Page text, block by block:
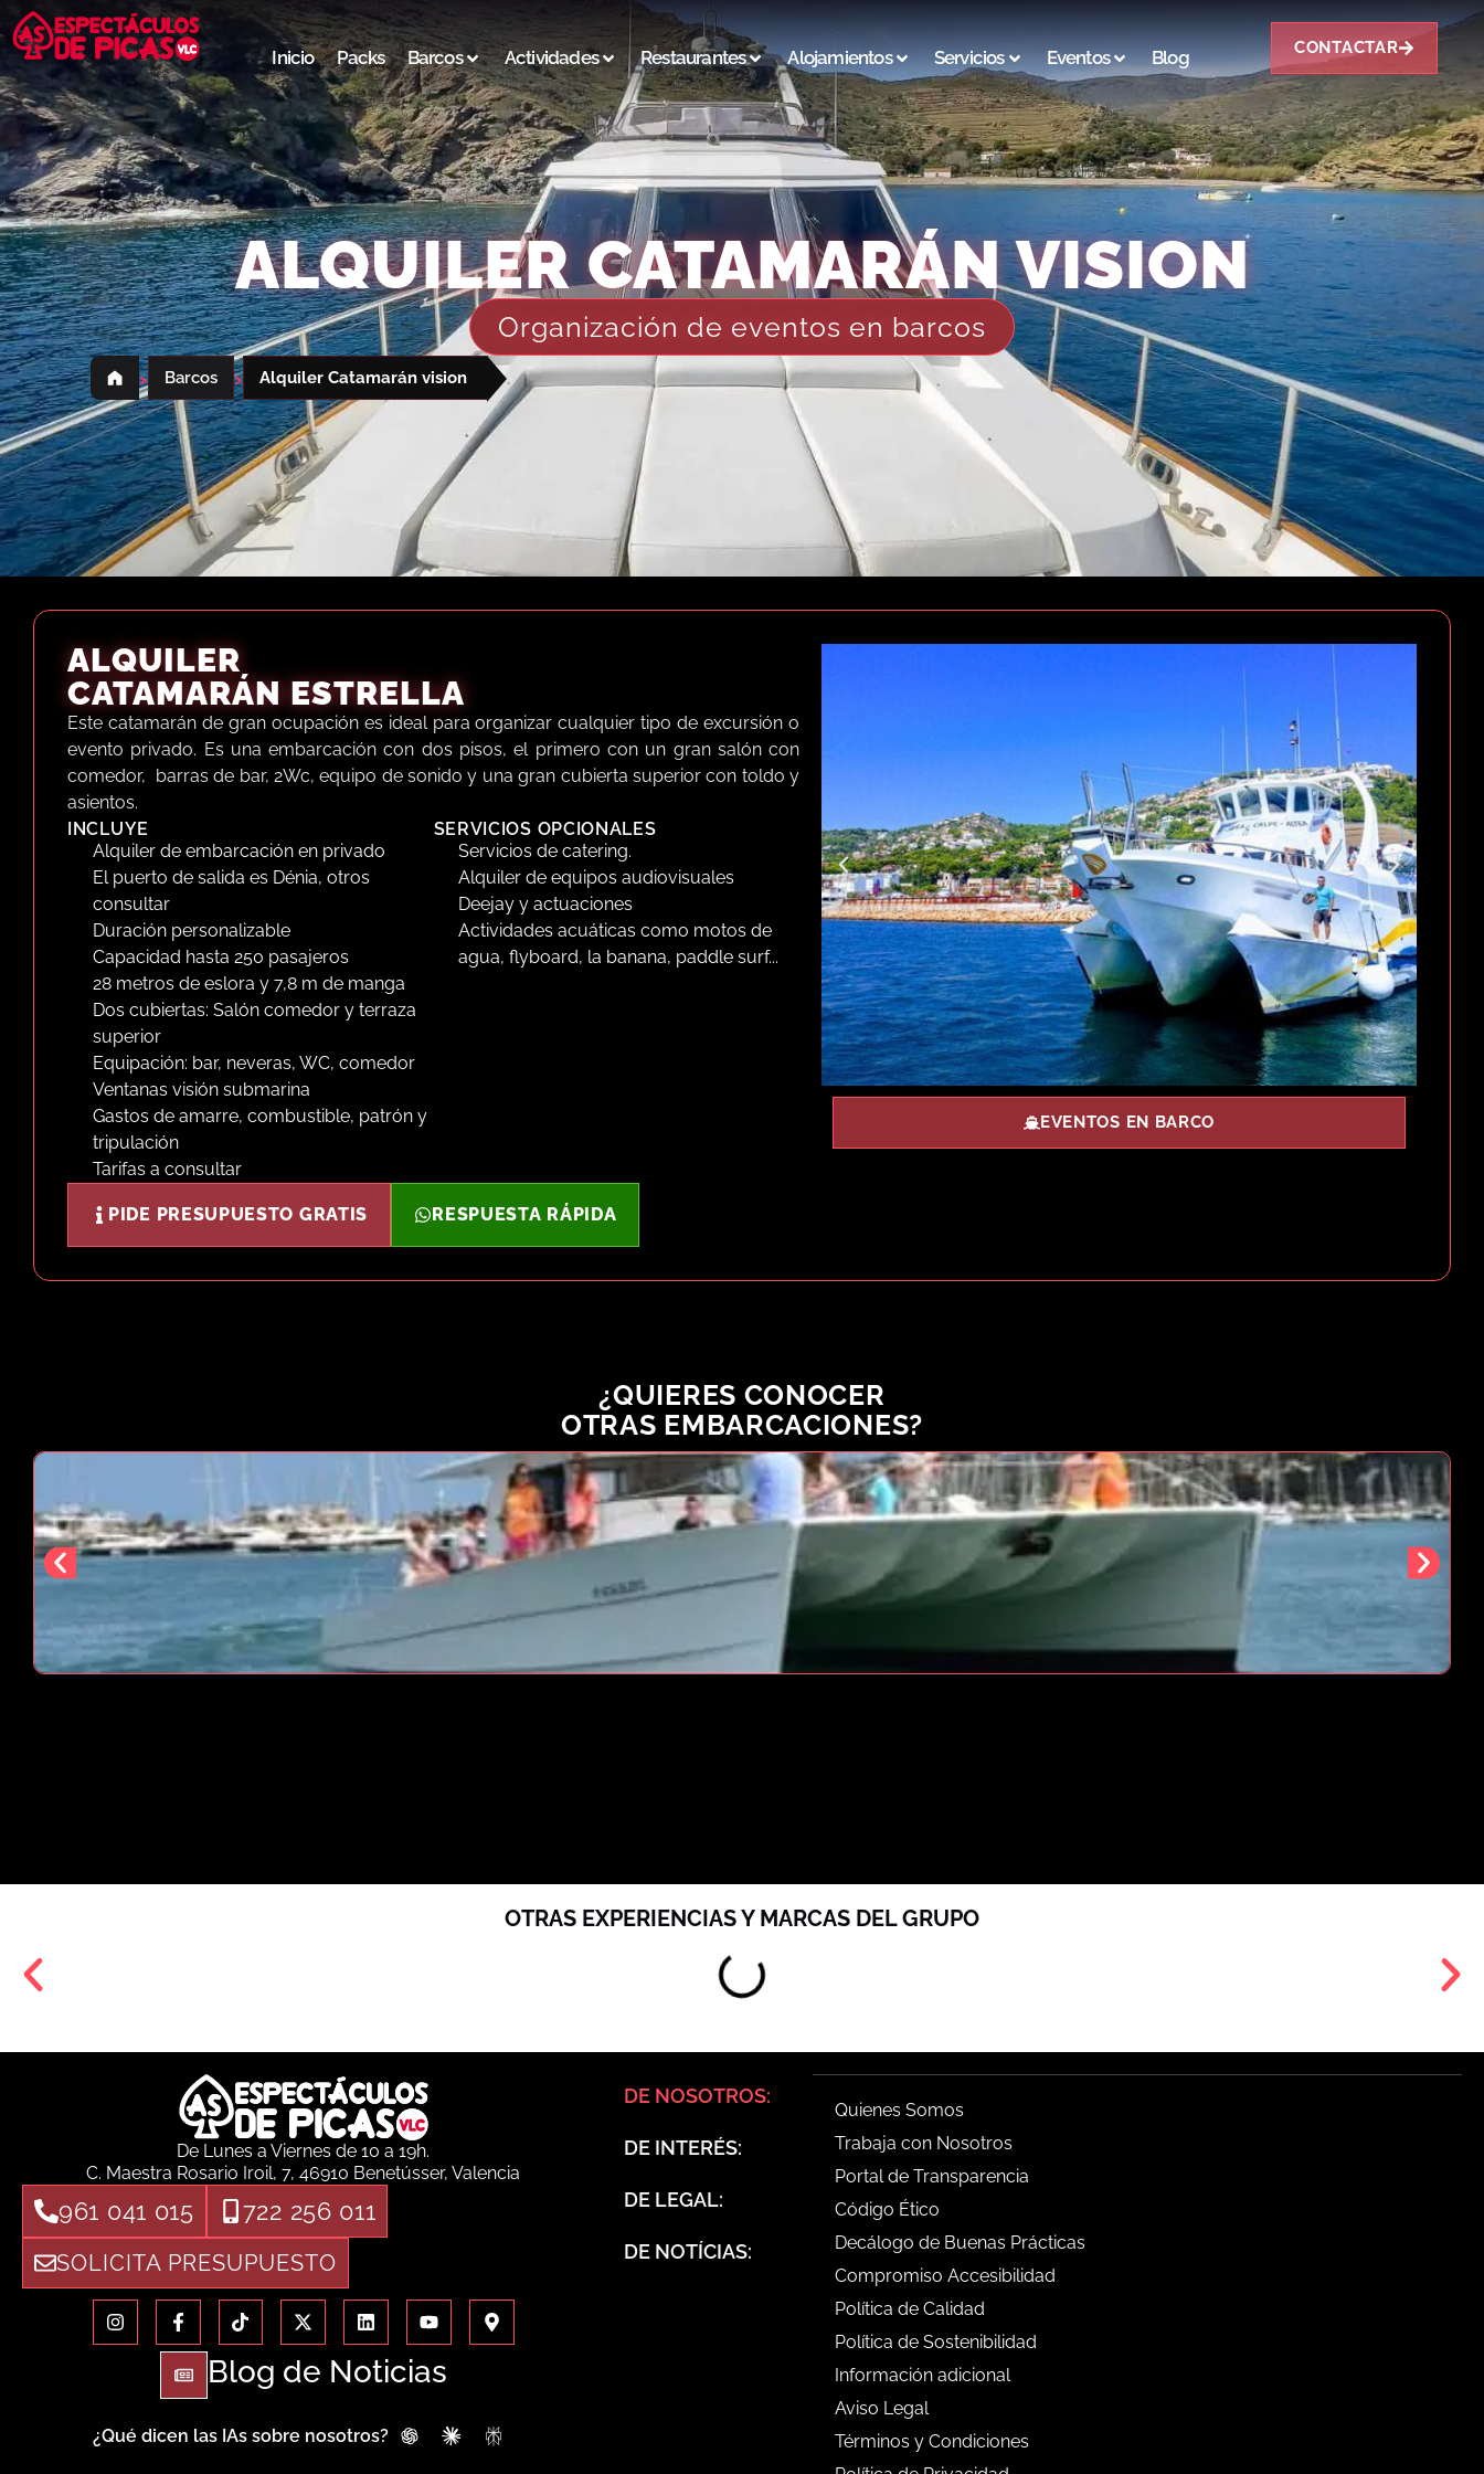
Inicio Packs Barcos Actividades Restaurantes Alojamientos Servicios Eventos Blog CONTACTAR
ALQUILER CATAMARÁN VISION
Organización de eventos en barcos
› Barcos › Alquiler Catamarán vision
ALQUILER
CATAMARÁN ESTRELLA
Este catamarán de gran ocupación es ideal para organizar cualquier tipo de excursión o
evento privado. Es una embarcación con dos pisos, el primero con un gran salón con
comedor, barras de bar, 2Wc, equipo de sonido y una gran cubierta superior con toldo y
asientos.
Una catamarán muy cómodo y espacioso en el que podrás organizar grandes eventos
gracias a su capacidad de hasta 250 personas (125 por cada cubierta). Si quieres
organizar un evento náutico, esta embarcación te ofrece innumerables posibilidades de
personalización.
INCLUYE
Alquiler de embarcación en privado
El puerto de salida es Dénia, otros
consultar
Duración personalizable
Capacidad hasta 250 pasajeros
28 metros de eslora y 7,8 m de manga
Dos cubiertas: Salón comedor y terraza
superior
Equipación: bar, neveras, WC, comedor
Ventanas visión submarina
Gastos de amarre, combustible, patrón y
tripulación
Tarifas a consultar
SERVICIOS OPCIONALES
Servicios de catering.
Alquiler de equipos audiovisuales
Deejay y actuaciones
Actividades acuáticas como motos de
agua, flyboard, la banana, paddle surf...
PIDE PRESUPUESTO GRATIS RESPUESTA RÁPIDA
EVENTOS EN BARCO
¿QUIERES CONOCER
OTRAS EMBARCACIONES?
OTRAS EXPERIENCIAS Y MARCAS DEL GRUPO
De Lunes a Viernes de 10 a 19h.
C. Maestra Rosario Iroil, 7, 46910 Benetússer, Valencia
961 041 015 722 256 011
SOLICITA PRESUPUESTO
Blog de Noticias
¿Qué dicen las IAs sobre nosotros?
ChatGPTClaudePerplexity
DE NOSOTROS:
DE INTERÉS:
DE LEGAL:
DE NOTÍCIAS:
Quienes Somos
Trabaja con Nosotros
Portal de Transparencia
Código Ético
Decálogo de Buenas Prácticas
Compromiso Accesibilidad
Política de Calidad
Política de Sostenibilidad
Información adicional
Aviso Legal
Términos y Condiciones